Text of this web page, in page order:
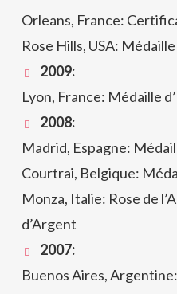
Orleans, France:
Rose Hills, USA: Médaille
2009:
Lyon, France: Médaille
2008:
Madrid, Espagne:
Courtrai, Belgique:
Monza, Italie: Rose de
d’Argent
2007:
Buenos Aires,